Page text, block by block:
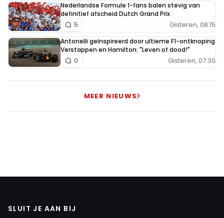
Nederlandse Formule 1-fans balen stevig van
definitief afscheid Dutch Grand Prix
Gisteren, 08:15
5
Antonelli geïnspireerd door ultieme F1-ontknoping
Verstappen en Hamilton: "Leven of dood!"
Gisteren, 07:30
0
MEER NIEUWS
SLUIT JE AAN BIJ